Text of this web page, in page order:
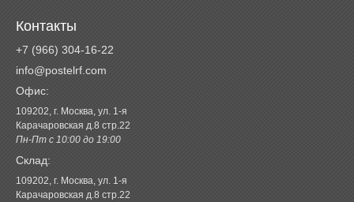
Контакты
+7 (966) 304-16-22
info@postelrf.com
Офис:
109202, г. Москва, ул. 1-я
Карачаровская д.8 стр.22
Пн-Пт с 10:00 до 19:00
Склад:
109202, г. Москва, ул. 1-я
Карачаровская д.8 стр.22